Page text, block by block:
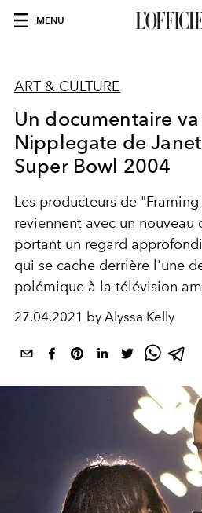
MENU
ART & CULTURE
Un documentaire
Nipplegate de
Super Bowl 2004
Les producteurs de
reviennent avec un nouveau
portant un regard
qui se cache derrière l'une
polémique à la télévision
27.04.2021 by Alyssa Kelly